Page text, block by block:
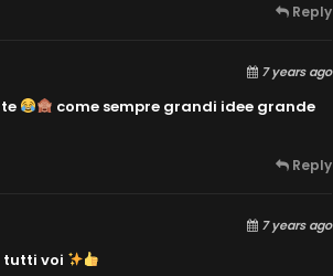
Reply
7 years ago
come sempre grandi idee grande
Reply
7 years ago
tutti voi